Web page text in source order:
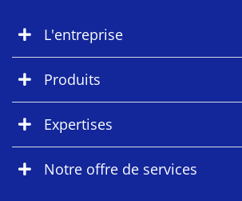
L'entreprise
Produits
Expertises
Notre offre de services